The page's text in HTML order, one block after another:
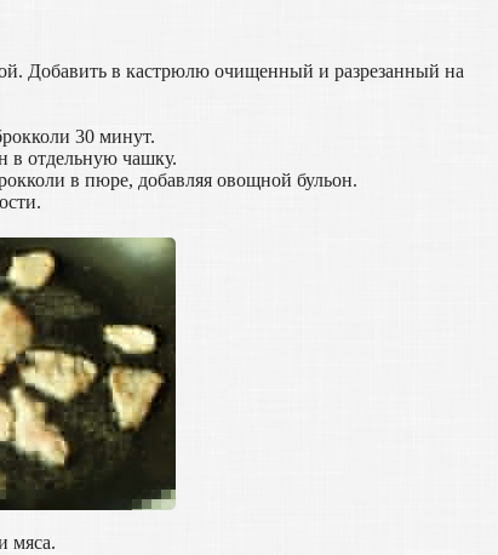
Добавить в кастрюлю очищенный и разрезанный на
30 минут.
в отдельную чашку.
в пюре, добавляя овощной бульон.
мяса.